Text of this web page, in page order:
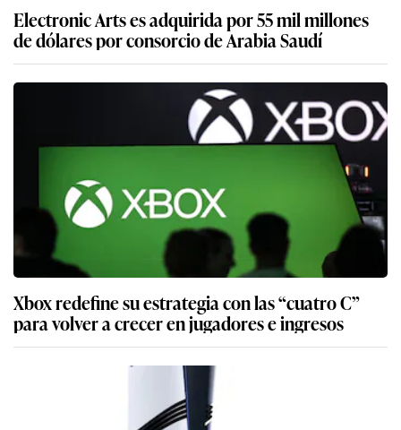
Electronic Arts es adquirida por 55 mil millones
de dólares por consorcio de Arabia Saudí
Xbox redefine su estrategia con las “cuatro C”
para volver a crecer en jugadores e ingresos